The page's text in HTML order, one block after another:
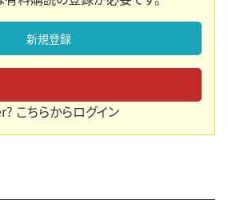
新規登録
こちらからログイン